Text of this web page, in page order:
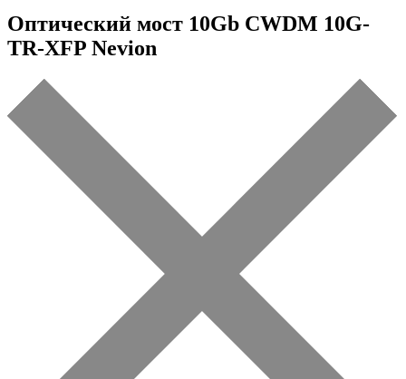
Оптический мост 10Gb CWDM 10G-
TR-XFP Nevion